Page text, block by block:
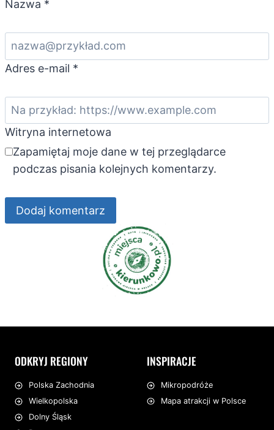
Nazwa *
Adres e-mail *
Witryna internetowa
Zapamiętaj moje dane w tej przeglądarce
podczas pisania kolejnych komentarzy.
ODKRYJ REGIONY
Polska Zachodnia
Wielkopolska
Dolny Śląsk
INSPIRACJE
Mikropodróże
Mapa atrakcji w Polsce